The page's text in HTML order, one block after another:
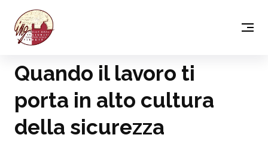
Quando il lavoro ti
porta in alto cultura
della sicurezza